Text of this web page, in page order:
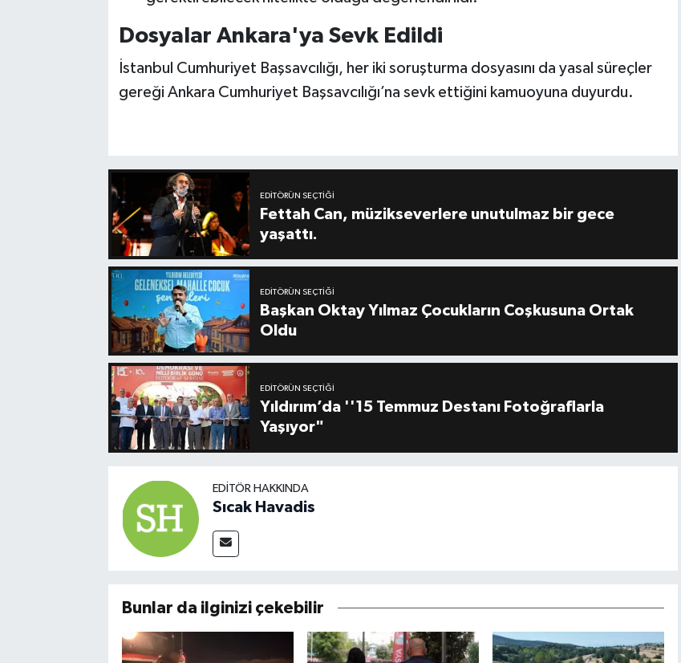
Dosyalar Ankara'ya Sevk Edildi
İstanbul Cumhuriyet Başsavcılığı, her iki soruşturma dosyasını da yasal süreçler
gereği Ankara Cumhuriyet Başsavcılığı’na sevk ettiğini kamuoyuna duyurdu.
EDITÖRÜN SEÇTIĞI
Fettah Can, müzikseverlere unutulmaz bir gece
yaşattı.
EDITÖRÜN SEÇTIĞI
Başkan Oktay Yılmaz Çocukların Coşkusuna Ortak
Oldu
EDITÖRÜN SEÇTIĞI
Yıldırım’da ''15 Temmuz Destanı Fotoğraflarla
Yaşıyor"
EDITÖR HAKKINDA
Sıcak Havadis
Bunlar da ilginizi çekebilir